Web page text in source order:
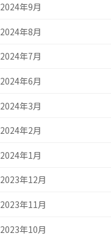
2024年9月
2024年8月
2024年7月
2024年6月
2024年3月
2024年2月
2024年1月
2023年12月
2023年11月
2023年10月